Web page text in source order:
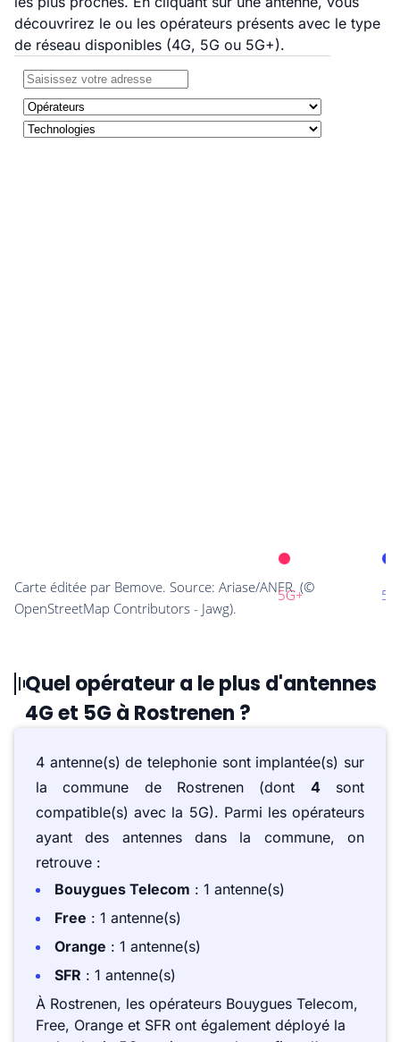
découvrirez le ou les opérateurs présents avec le type
de réseau disponibles (4G, 5G ou 5G+).
Quel opérateur a le plus d'antennes
4G et 5G à Rostrenen ?
4 antenne(s) de telephonie sont implantée(s) sur
la commune de Rostrenen (dont 4sont
compatible(s) avec la 5G). Parmi les opérateurs
ayant des antennes dans la commune, on
retrouve :
Bouygues Telecom : 1 antenne(s)
Free : 1 antenne(s)
Orange : 1 antenne(s)
SFR : 1 antenne(s)
À Rostrenen, les opérateurs Bouygues Telecom,
Free, Orange et SFR ont également déployé la